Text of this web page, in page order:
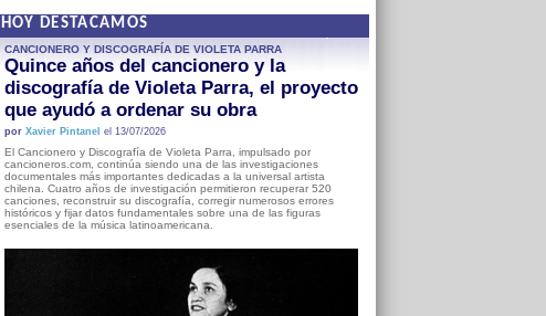
HOY DESTACAMOS
CANCIONERO Y DISCOGRAFÍA DE VIOLETA PARRA
Quince años del cancionero y la
discografía de Violeta Parra, el proyecto
que ayudó a ordenar su obra
por Xavier Pintanel el 13/07/2026
El Cancionero y Discografía de Violeta Parra, impulsado por
cancioneros.com, continúa siendo una de las investigaciones
documentales más importantes dedicadas a la universal artista
chilena. Cuatro años de investigación permitieron recuperar 520
canciones, reconstruir su discografía, corregir numerosos errores
históricos y fijar datos fundamentales sobre una de las figuras
esenciales de la música latinoamericana.